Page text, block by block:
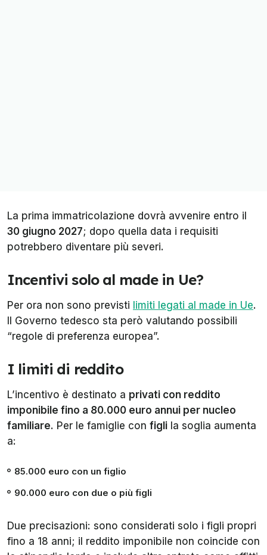
La prima immatricolazione dovrà avvenire entro il
30 giugno 2027; dopo quella data i requisiti
potrebbero diventare più severi.
Incentivi solo al made in Ue?
Per ora non sono previsti limiti legati al made in Ue.
Il Governo tedesco sta però valutando possibili
“regole di preferenza europea”.
I limiti di reddito
L’incentivo è destinato a privati con reddito
imponibile fino a 80.000 euro annui per nucleo
familiare. Per le famiglie con figli la soglia aumenta
a:
85.000 euro con un figlio
90.000 euro con due o più figli
Due precisazioni: sono considerati solo i figli propri
fino a 18 anni; il reddito imponibile non coincide con